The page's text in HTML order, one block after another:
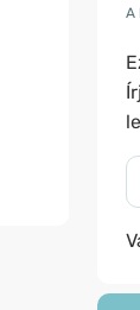
A